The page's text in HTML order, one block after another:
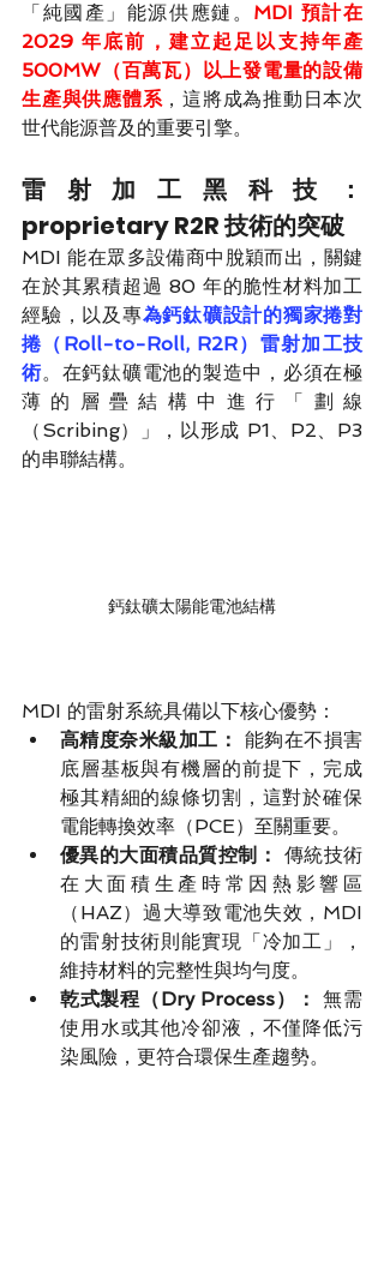
「純國產」能源供應鏈。 MDI 預計在
2029 年底前，建立起足以支持年產
500MW（百萬瓦）以上發電量的設備
生產與供應體系，這將成為推動日本次
世代能源普及的重要引擎。
雷射加工黑科技：
proprietary R2R 技術的突破
MDI 能在眾多設備商中脫穎而出，關鍵
在於其累積超過 80 年的脆性材料加工
經驗，以及專為鈣鈦礦設計的獨家捲對
捲（Roll-to-Roll, R2R）雷射加工技
術。在鈣鈦礦電池的製造中，必須在極
薄的層疊結構中進行「劃線
（Scribing）」，以形成 P1、P2、P3
的串聯結構。
鈣鈦礦太陽能電池結構
MDI 的雷射系統具備以下核心優勢：
高精度奈米級加工：
能夠在不損害
底層基板與有機層的前提下，完成
極其精細的線條切割，這對於確保
電能轉換效率（PCE）至關重要。
優異的大面積品質控制：
傳統技術
在大面積生產時常因熱影響區
（HAZ）過大導致電池失效，MDI
的雷射技術則能實現「冷加工」，
維持材料的完整性與均勻度。
乾式製程（Dry Process）：
無需
使用水或其他冷卻液，不僅降低污
染風險，更符合環保生產趨勢。